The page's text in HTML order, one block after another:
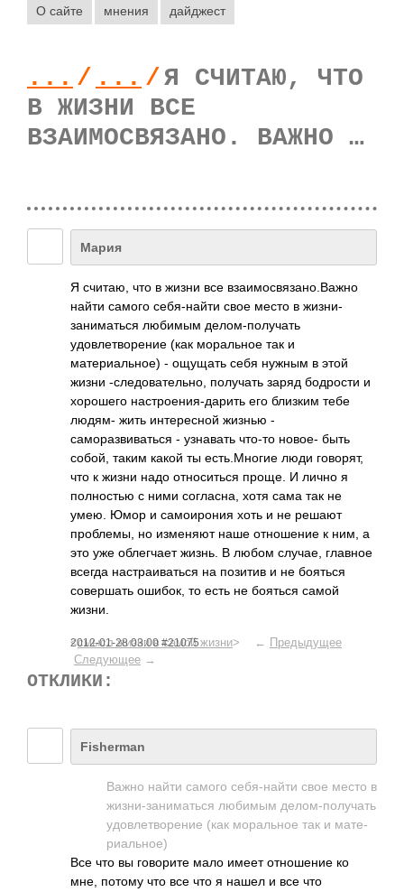
О сайте мнения дайджест
... / ... /Я СЧИТАЮ, ЧТО
В ЖИЗНИ ВСЕ
ВЗАИМОСВЯЗАНО. ВАЖНО …
Мария
Я считаю, что в жизни все взаимосвязано.Ва­жно
найти самого себя-найти свое место в жизни-
заниматься любимым делом-получать
удовлетворение (как моральное так и
материальное) - ощущать себя нужным в этой
жизни -следовательно, получать заряд бодрости и
хорошего настроения-дарит­ь его близким тебе
людям- жить интересной жизнью -
саморазвиваться - узнавать что-то новое- быть
собой, таким какой ты есть.Многие люди говорят,
что к жизни надо относиться проще. И лично я
полностью с ними согласна, хотя сама так не
умею. Юмор и самоирония хоть и не решают
проблемы, но изменяют наше отношение к ним, а
это уже облегчает жизнь. В любом случае, главное
всегда настраиваться на позитив и не бояться
совершать ошибок, то есть не бояться самой
жизни.
2012-01-28 03:00 #21075
<смысл жизни в самой жизни> ← Предыдущее
Следующее →
ОТКЛИКИ:
Fisherman
Ва­жно найти самого себя­-найти свое место в
жизн­и-за­нима­т­ься любимым дело­м-по­лучать
удов­летв­орение (как мора­льное так и мате­
риал­ьное)
Все что вы говорите мало имеет отношение ко
мне, потому что все что я нашел и все что